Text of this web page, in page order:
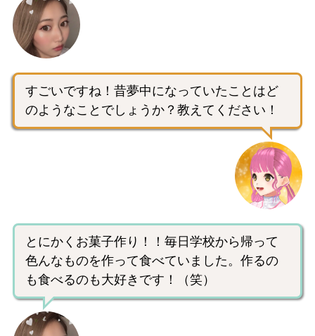
すごいですね！昔夢中になっていたことはど
のようなことでしょうか？教えてください！
とにかくお菓子作り！！毎日学校から帰って
色んなものを作って食べていました。作るの
も食べるのも大好きです！（笑）